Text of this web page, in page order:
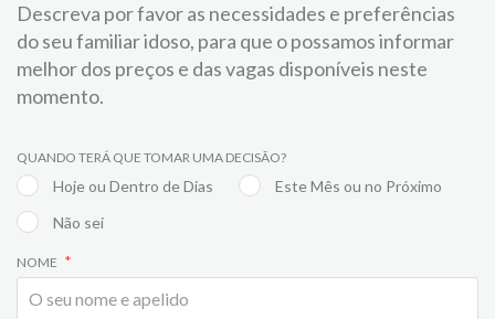
Descreva por favor as necessidades e preferências
do seu familiar idoso, para que o possamos informar
melhor dos preços e das vagas disponíveis neste
momento.
QUANDO TERÁ QUE TOMAR UMA DECISÃO?
Hoje ou Dentro de Dias
Este Mês ou no Próximo
Não sei
NOME